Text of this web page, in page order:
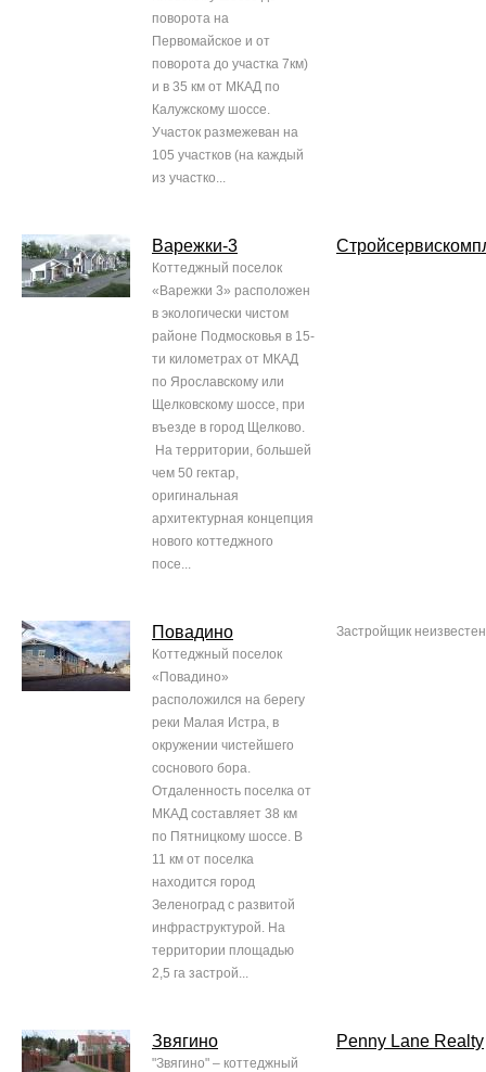
поворота на
Первомайское и от
поворота до участка 7км)
и в 35 км от МКАД по
Калужскому шоссе.
Участок размежеван на
105 участков (на каждый
из участко...
Варежки-3
Коттеджный поселок
«Варежки 3» расположен
в экологически чистом
районе Подмосковья в 15-
ти километрах от МКАД
по Ярославскому или
Щелковскому шоссе, при
въезде в город Щелково.
На территории, большей
чем 50 гектар,
оригинальная
архитектурная концепция
нового коттеджного
посе...
Повадино
Коттеджный поселок
«Повадино»
расположился на берегу
реки Малая Истра, в
окружении чистейшего
соснового бора.
Отдаленность поселка от
МКАД составляет 38 км
по Пятницкому шоссе. В
11 км от поселка
находится город
Зеленоград с развитой
инфраструктурой. На
территории площадью
2,5 га застрой...
Застройщик неизвестен
Звягино
"Звягино" – коттеджный
Penny Lane Realty